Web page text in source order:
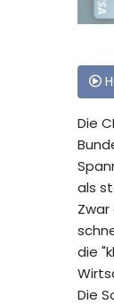
Die
als
die
Die